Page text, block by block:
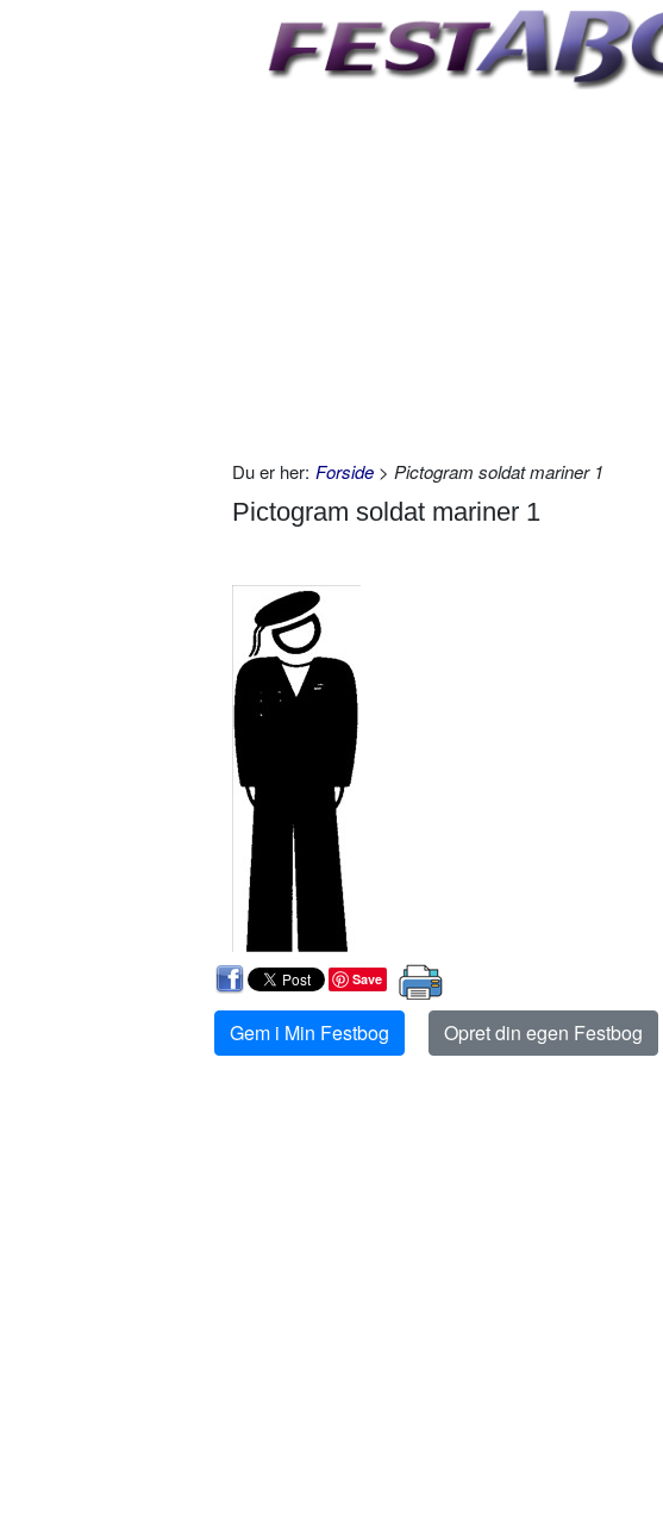
Du er her: Forside > Pictogram soldat mariner 1
Pictogram soldat mariner 1
Save
Gem i Min Festbog Opret din egen Festbog